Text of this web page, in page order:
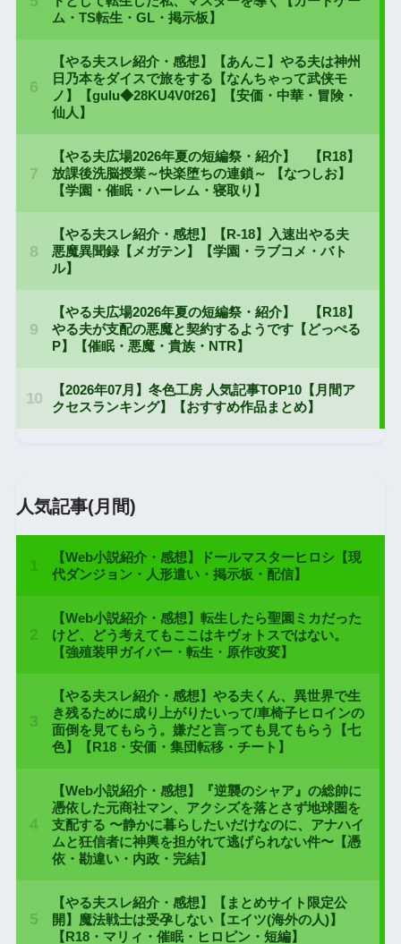
人気記事(月間)